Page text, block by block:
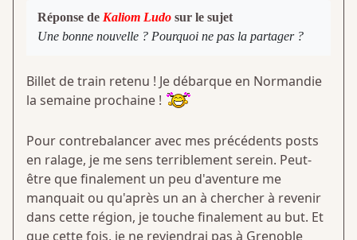
Réponse de Kaliom Ludo sur le sujet
Une bonne nouvelle ? Pourquoi ne pas la partager ?
Billet de train retenu ! Je débarque en Normandie
la semaine prochaine !
Pour contrebalancer avec mes précédents posts
en ralage, je me sens terriblement serein. Peut-
être que finalement un peu d'aventure me
manquait ou qu'après un an à chercher à revenir
dans cette région, je touche finalement au but. Et
que cette fois, je ne reviendrai pas à Grenoble